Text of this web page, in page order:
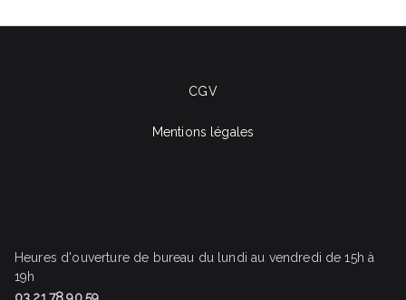
CGV
Mentions légales
Heures d'ouverture de bureau du lundi au vendredi de 15h à
19h